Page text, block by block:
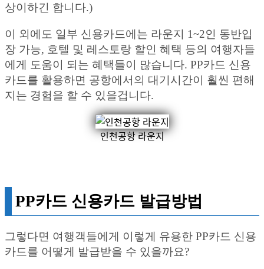
상이하긴 합니다.)
이 외에도 일부 신용카드에는 라운지 1~2인 동반입
장 가능, 호텔 및 레스토랑 할인 혜택 등의 여행자들
에게 도움이 되는 혜택들이 많습니다. PP카드 신용
카드를 활용하면 공항에서의 대기시간이 훨씬 편해
지는 경험을 할 수 있을겁니다.
인천공항 라운지
PP카드 신용카드 발급방법
그렇다면 여행객들에게 이렇게 유용한 PP카드 신용
카드를 어떻게 발급받을 수 있을까요?